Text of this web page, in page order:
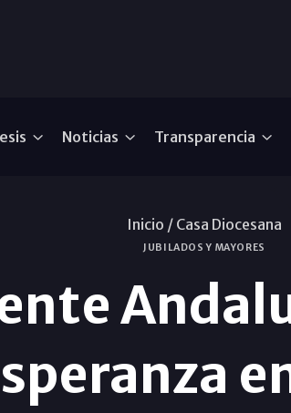
Noticias Transparencia
Inicio / Casa Diocesana
JUBILADOS Y MAYORES